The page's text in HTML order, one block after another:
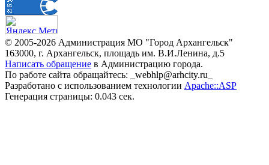
© 2005-2026 Администрация МО "Город Архангельск"
163000, г. Архангельск, площадь им. В.И.Ленина, д.5
Написать обращение в Администрацию города.
По работе сайта обращайтесь: _webhlp@arhcity.ru_
Разработано с использованием технологии Apache::ASP
Генерация страницы: 0.043 сек.